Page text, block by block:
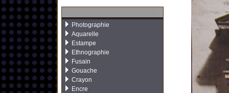
Photographie
Aquarelle
Estampe
Ethnographie
Fusain
Gouache
Crayon
Encre